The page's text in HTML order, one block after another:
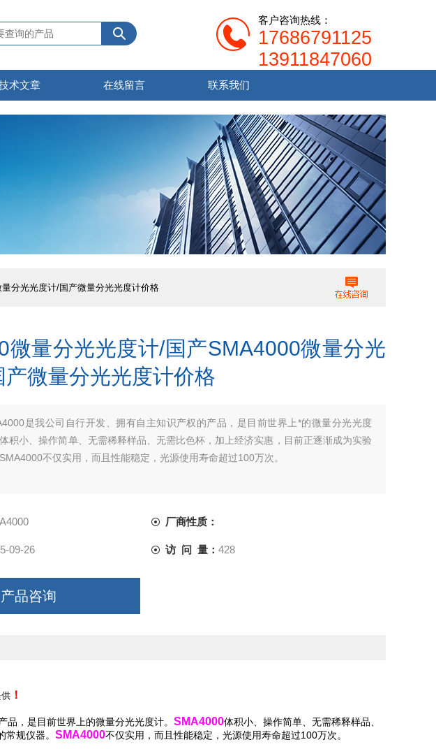
客户咨询热线：
17686791125
13911847060
术文章 在线留言 联系我们
分光光度计/国产微量分光光度计价格
微量分光光度计/国产SMA4000微量分光
产微量分光光度计价格
是我公司自行开发、拥有自主知识产权的产品，是目前世界上*的微量分光光度
积小、操作简单、无需稀释样品、无需比色杯，加上经济实惠，目前正逐渐成为实验
不仅实用，而且性能稳定，光源使用寿命超过100万次。
厂商性质：
09-26 访 问 量： 428
产品咨询
！
，是目前世界上的微量分光光度计。 SMA4000体积小、操作简单、无需稀释样品、
规仪器。 SMA4000不仅实用，而且性能稳定，光源使用寿命超过100万次。